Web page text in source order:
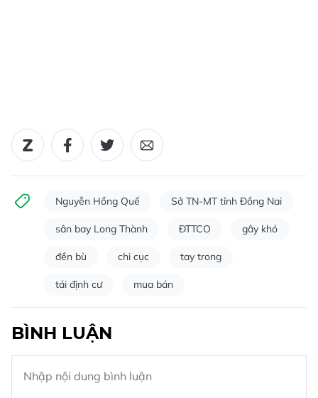
Nguyễn Hồng Quế Sở TN-MT tỉnh Đồng Nai
sân bay Long Thành ĐTTCO gây khó
đền bù chi cục tay trong
tái định cư mua bán
BÌNH LUẬN